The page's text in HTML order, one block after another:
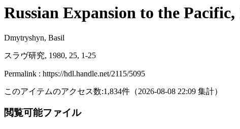
Russian Expansion to the
Dmytryshyn, Basil
スラヴ研究, 1980, 25, 1-25
Permalink : https://hdl.handle.net/2115/5095
このアイテムのアクセス数:1,834件 （2026-08-08 22:09 集計）
閲覧可能ファイル